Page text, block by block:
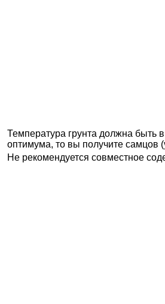
Температура грунта должна быть
оптимума, то вы получите самцов
Не рекомендуется совместное